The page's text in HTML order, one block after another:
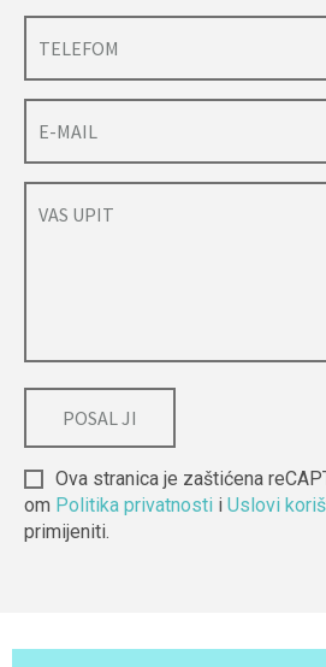
Ova stranica je zaštićena
om Politika privatnosti i Uslovi
primijeniti.